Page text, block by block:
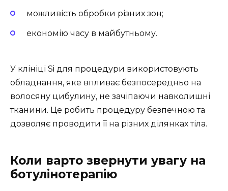
можливість обробки різних зон;
економію часу в майбутньому.
У клініці Si для процедури використовують
обладнання, яке впливає безпосередньо на
волосяну цибулину, не зачіпаючи навколишні
тканини. Це робить процедуру безпечною та
дозволяє проводити її на різних ділянках тіла.
Коли варто звернути увагу на
ботулінотерапію